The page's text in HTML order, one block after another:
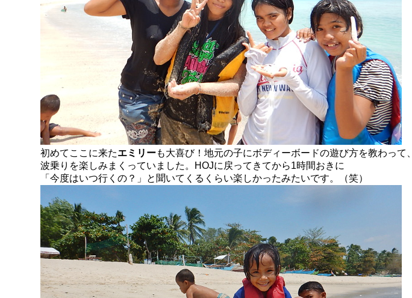
初めてここに来たエミリーも大喜び！地元の子にボディーボードの遊び方を教わって、
波乗りを楽しみまくっていました。HOJに戻ってきてから1時間おきに
「今度はいつ行くの？」と聞いてくるくらい楽しかったみたいです。（笑）